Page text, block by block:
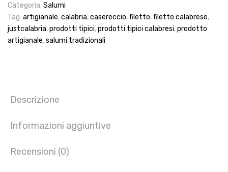
Categoria: Salumi
Tag: artigianale,calabria,casereccio,filetto,filetto calabrese,
justcalabria,prodotti tipici,prodotti tipici calabresi,prodotto
artigianale,salumi tradizionali
Descrizione
Informazioni aggiuntive
Recensioni (0)